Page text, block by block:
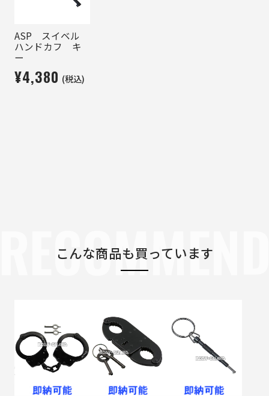
ASP スイベル
ハンドカフ キ
ー
¥4,380 (税込)
こんな商品も買っています